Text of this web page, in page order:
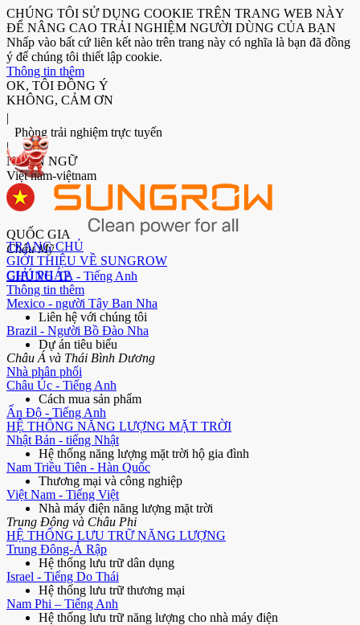
CHÚNG TÔI SỬ DỤNG COOKIE TRÊN TRANG WEB NÀY
ĐỂ NÂNG CAO TRẢI NGHIỆM NGƯỜI DÙNG CỦA BẠN
Nhấp vào bất cứ liên kết nào trên trang này có nghĩa là bạn đã đồng
ý để chúng tôi thiết lập cookie.
Thông tin thêm
OK, TÔI ĐỒNG Ý
KHÔNG, CẢM ƠN
|
Phòng trải nghiệm trực tuyến
|
NGÔN NGỮ
Việt nam-việtnam
QUỐC GIA
Châu Mỹ
CHÚNG TA - Tiếng Anh
Mexico - người Tây Ban Nha
Brazil - Người Bồ Đào Nha
Châu Á và Thái Bình Dương
Châu Úc - Tiếng Anh
Ấn Độ - Tiếng Anh
Nhật Bản - tiếng Nhật
Nam Triều Tiên - Hàn Quốc
Việt Nam - Tiếng Việt
Trung Đông và Châu Phi
Trung Đông-Ả Rập
Israel - Tiếng Do Thái
Nam Phi – Tiếng Anh
TRANG CHỦ
GIỚI THIỆU VỀ SUNGROW
GIẢI PHÁP
Thông tin thêm
Liên hệ với chúng tôi
Dự án tiêu biểu
Nhà phân phối
Cách mua sản phẩm
HỆ THỐNG NĂNG LƯỢNG MẶT TRỜI
Hệ thống năng lượng mặt trời hộ gia đình
Thương mại và công nghiệp
Nhà máy điện năng lượng mặt trời
HỆ THỐNG LƯU TRỮ NĂNG LƯỢNG
Hệ thống lưu trữ dân dụng
Hệ thống lưu trữ thương mại
Hệ thống lưu trữ năng lượng cho nhà máy điện